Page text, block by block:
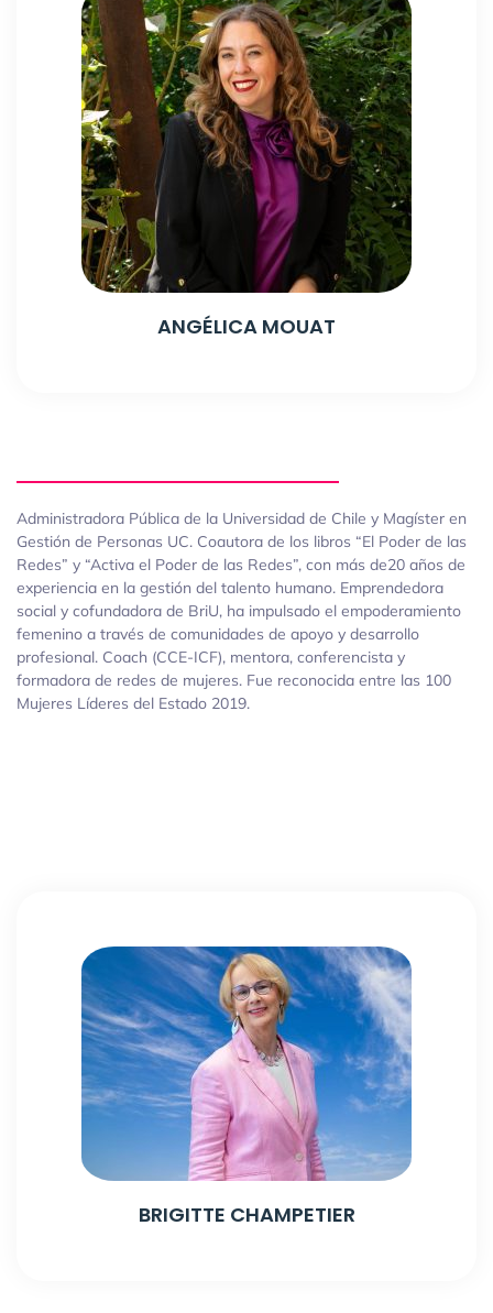
ANGÉLICA MOUAT
Administradora Pública de la Universidad de Chile y Magíster en
Gestión de Personas UC. Coautora de los libros “El Poder de las
Redes” y “Activa el Poder de las Redes”, con más de20 años de
experiencia en la gestión del talento humano. Emprendedora
social y cofundadora de BriU, ha impulsado el empoderamiento
femenino a través de comunidades de apoyo y desarrollo
profesional. Coach (CCE-ICF), mentora, conferencista y
formadora de redes de mujeres. Fue reconocida entre las 100
Mujeres Líderes del Estado 2019.
BRIGITTE CHAMPETIER